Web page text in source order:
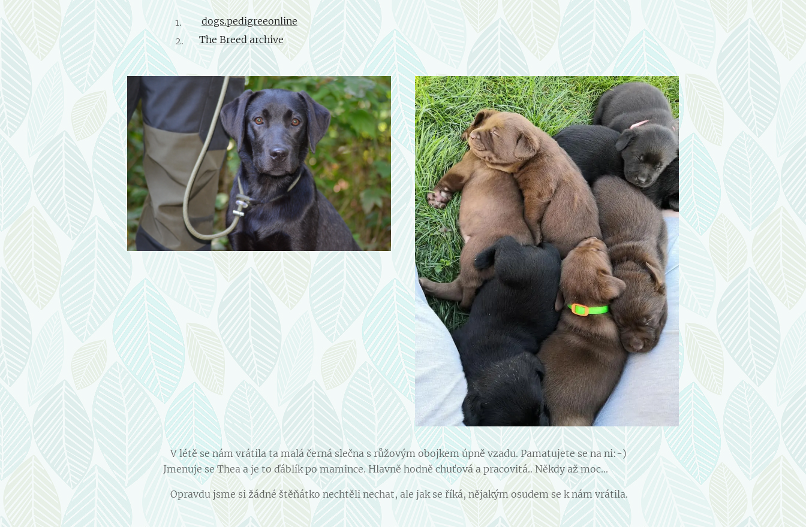
dogs.pedigreeonline
The Breed archive
V létě se nám vrátila ta malá černá slečna s růžovým obojkem úpně vzadu. Pamatujete se na ni:-)
Jmenuje se Thea a je to ďáblík po mamince. Hlavně hodně chuťová a pracovitá.. Někdy až moc...
Opravdu jsme si žádné štěňátko nechtěli nechat, ale jak se říká, nějakým osudem se k nám vrátila.